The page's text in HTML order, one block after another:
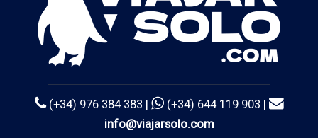
(+34) 976 384 383 |
(+34) 644 119 903 |
info@viajarsolo.com